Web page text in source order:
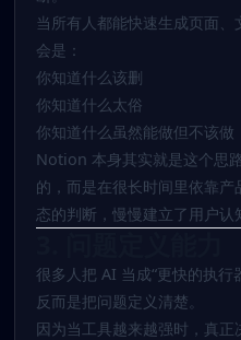
当所有人都能快速生成页面
会是：
你知道什么该删
你知道什么太俗
你知道什么虽然能做但不该做
Notion 本身其实就是这个思
的，而是在很长时间里依靠
态的判断，慢慢建立了用户认
很多人把 AI 当成“更快的执行
反而是把问题定义清楚。
因为当工具越来越强时，真